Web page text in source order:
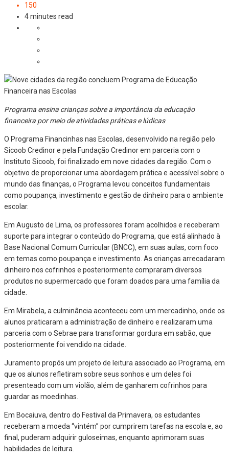
150
4 minutes read
Programa ensina crianças sobre a importância da educação
financeira por meio de atividades práticas e lúdicas
O Programa Financinhas nas Escolas, desenvolvido na região pelo
Sicoob Credinor e pela Fundação Credinor em parceria com o
Instituto Sicoob, foi finalizado em nove cidades da região. Com o
objetivo de proporcionar uma abordagem prática e acessível sobre o
mundo das finanças, o Programa levou conceitos fundamentais
como poupança, investimento e gestão de dinheiro para o ambiente
escolar.
Em Augusto de Lima, os professores foram acolhidos e receberam
suporte para integrar o conteúdo do Programa, que está alinhado à
Base Nacional Comum Curricular (BNCC), em suas aulas, com foco
em temas como poupança e investimento. As crianças arrecadaram
dinheiro nos cofrinhos e posteriormente compraram diversos
produtos no supermercado que foram doados para uma família da
cidade.
Em Mirabela, a culminância aconteceu com um mercadinho, onde os
alunos praticaram a administração de dinheiro e realizaram uma
parceria com o Sebrae para transformar gordura em sabão, que
posteriormente foi vendido na cidade.
Juramento propôs um projeto de leitura associado ao Programa, em
que os alunos refletiram sobre seus sonhos e um deles foi
presenteado com um violão, além de ganharem cofrinhos para
guardar as moedinhas.
Em Bocaiuva, dentro do Festival da Primavera, os estudantes
receberam a moeda “vintém” por cumprirem tarefas na escola e, ao
final, puderam adquirir guloseimas, enquanto aprimoram suas
habilidades de leitura.